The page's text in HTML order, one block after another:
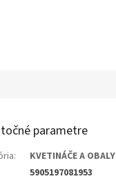
parametre
:
KVETINÁČE A OBALY
5905197081953